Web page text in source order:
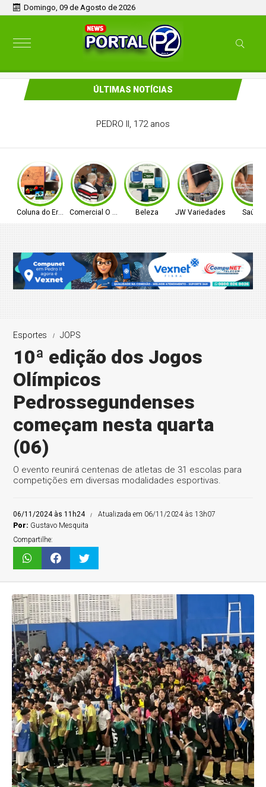
Domingo, 09 de Agosto de 2026
ÚLTIMAS NOTÍCIAS
Deixe sua mesa mais saborosa e tradicional com os
produtos do Comercial O Ferreira!
Coluna do ErnâniComercial O FerreiraBeleza JW Variedades Saúde!
Esportes JOPS
10ª edição dos Jogos
Olímpicos
Pedrossegundenses
começam nesta quarta
(06)
O evento reunirá centenas de atletas de 31 escolas para
competições em diversas modalidades esportivas.
06/11/2024 às 11h24
Atualizada em 06/11/2024 às 13h07
Por: Gustavo Mesquita
Compartilhe: